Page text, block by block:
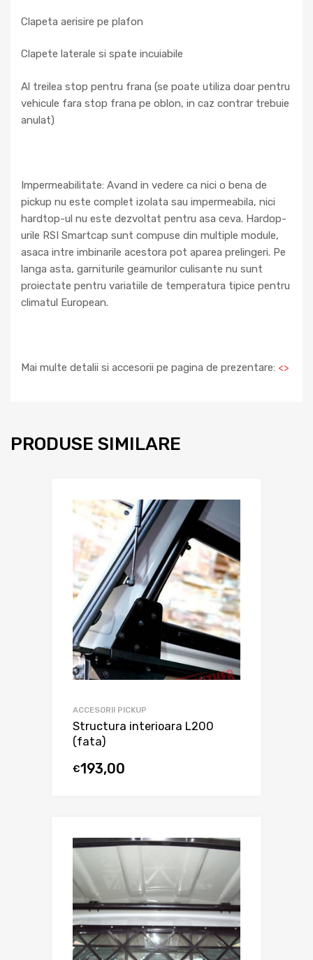
Clapeta aerisire pe plafon
Clapete laterale si spate incuiabile
Al treilea stop pentru frana (se poate utiliza doar pentru
vehicule fara stop frana pe oblon, in caz contrar trebuie
anulat)
Impermeabilitate: Avand in vedere ca nici o bena de
pickup nu este complet izolata sau impermeabila, nici
hardtop-ul nu este dezvoltat pentru asa ceva. Hardop-
urile RSI Smartcap sunt compuse din multiple module,
asaca intre imbinarile acestora pot aparea prelingeri. Pe
langa asta, garniturile geamurilor culisante nu sunt
proiectate pentru variatiile de temperatura tipice pentru
climatul European.
Mai multe detalii si accesorii pe pagina de prezentare: <>
PRODUSE SIMILARE
ACCESORII PICKUP
Structura interioara L200
(fata)
€193,00